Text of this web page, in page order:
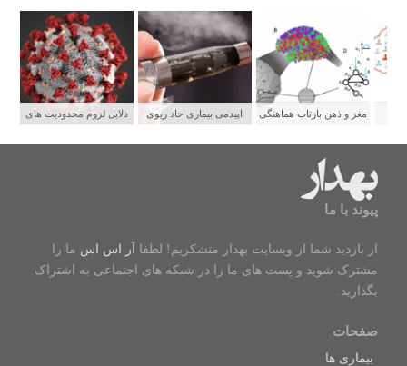
دلایل لزوم محدودیت های
اپیدمی بیماری حاد ریوی
مغز و ذهن بازتاب هماهنگی
پیوند با ما
از بازدید شما از وبسایت بهدار متشکریم! لطفا آر اس اس ما را
مشترک شوید و پست های ما را در شبکه های اجتماعی به اشتراک
بگذارید.
صفحات
بیماری ها